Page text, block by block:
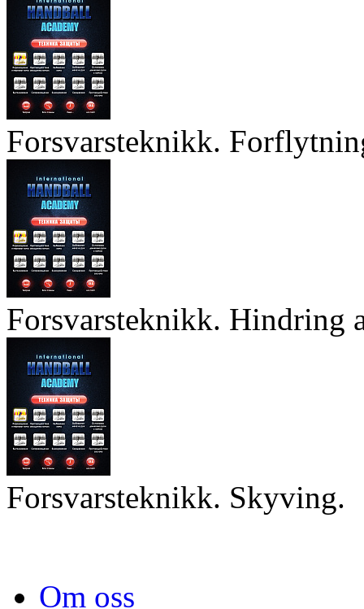
Forsvarsteknikk.
Forsvarsteknikk. Hindring
Forsvarsteknikk. Skyving.
Om oss